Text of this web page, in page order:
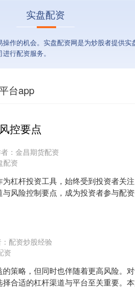
实盘配资
作的机会。实盘配资网是为炒股者提供
行配资服务。
台app
控要点
：金昌期货配资
配资
杠杆投资工具，始终受到投资者关注
风险控制要点，成为投资者参与配
配资炒股经验
资
策略，但同时也伴随着更高风险。
合适的杠杆渠道与平台至关重要。